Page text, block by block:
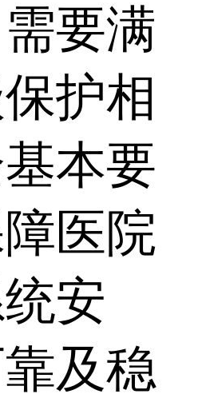
要满
护相
本要
医院
安
及稳